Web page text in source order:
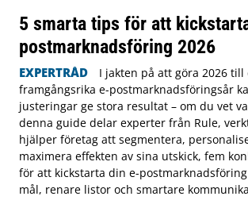
5 smarta tips för att
postmarknadsföring 2026
EXPERTRÅD
I jakten på att göra 2026
framgångsrika e-postmarknadsföringsår
justeringar ge stora resultat – om du vet
denna guide delar experter från Rule,
hjälper företag att segmentera,
maximera effekten av sina utskick, fem
för att kickstarta din e-
mål, renare listor och smartare